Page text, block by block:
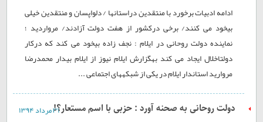
ادامه ادبیات برخورد با منتقدین دراستانها / دلواپسان و منتقدین خیلی
بیخود می کنند/ برخی درکشور از هفت دولت آزادند/ مرواردید ؛
نماینده دولت روحانی در ایلام : نجف زاده بیخود می کند که درکار
دولتاخلال ایجاد می کند بهگزارش ایلام نیوز از ایلام بیدار محمدرضا
مروارید استاندار ایلام در یکی از شبکههای اجتماعی ...
دولت روحانی به صحنه آورد : حزبی با اسم مستعار؟!
۳۱ مرداد ۱۳۹۴